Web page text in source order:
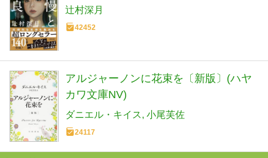
辻村深月
42452
アルジャーノンに花束を〔新版〕(ハヤ
カワ文庫NV)
ダニエル・キイス 小尾芙佐
24117